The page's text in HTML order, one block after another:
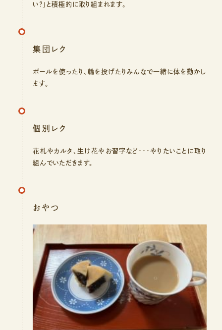
い？」と積極的に取り組まれます。
集団レク
ボールを使ったり、輪を投げたりみんなで一緒に体を動かし
ます。
個別レク
花札やカルタ、生け花やお習字など・・・やりたいことに取り
組んでいただきます。
おやつ